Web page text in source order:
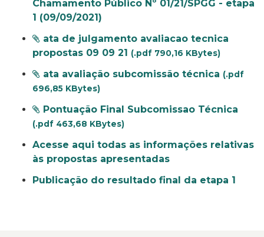
Chamamento Público Nº 01/21/SPGG - etapa
1 (09/09/2021)
ata de julgamento avaliacao tecnica
propostas 09 09 21 (.pdf 790,16 KBytes)
ata avaliação subcomissão técnica (.pdf
696,85 KBytes)
Pontuação Final Subcomissao Técnica
(.pdf 463,68 KBytes)
Acesse aqui todas as informações relativas
às propostas apresentadas
Publicação do resultado final da etapa 1